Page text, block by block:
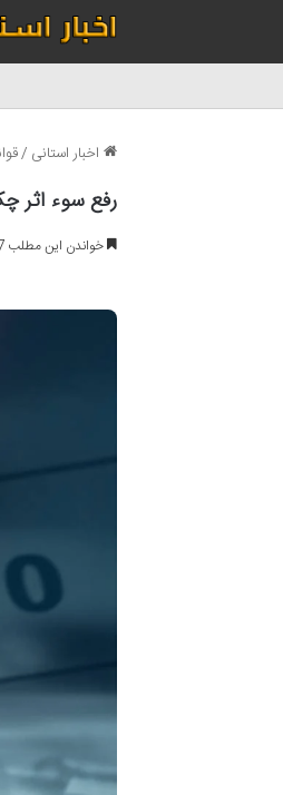
اخبار استانی /
رفع سوء اثر
خواندن این مطلب 17 دقیقه زمان میبرد